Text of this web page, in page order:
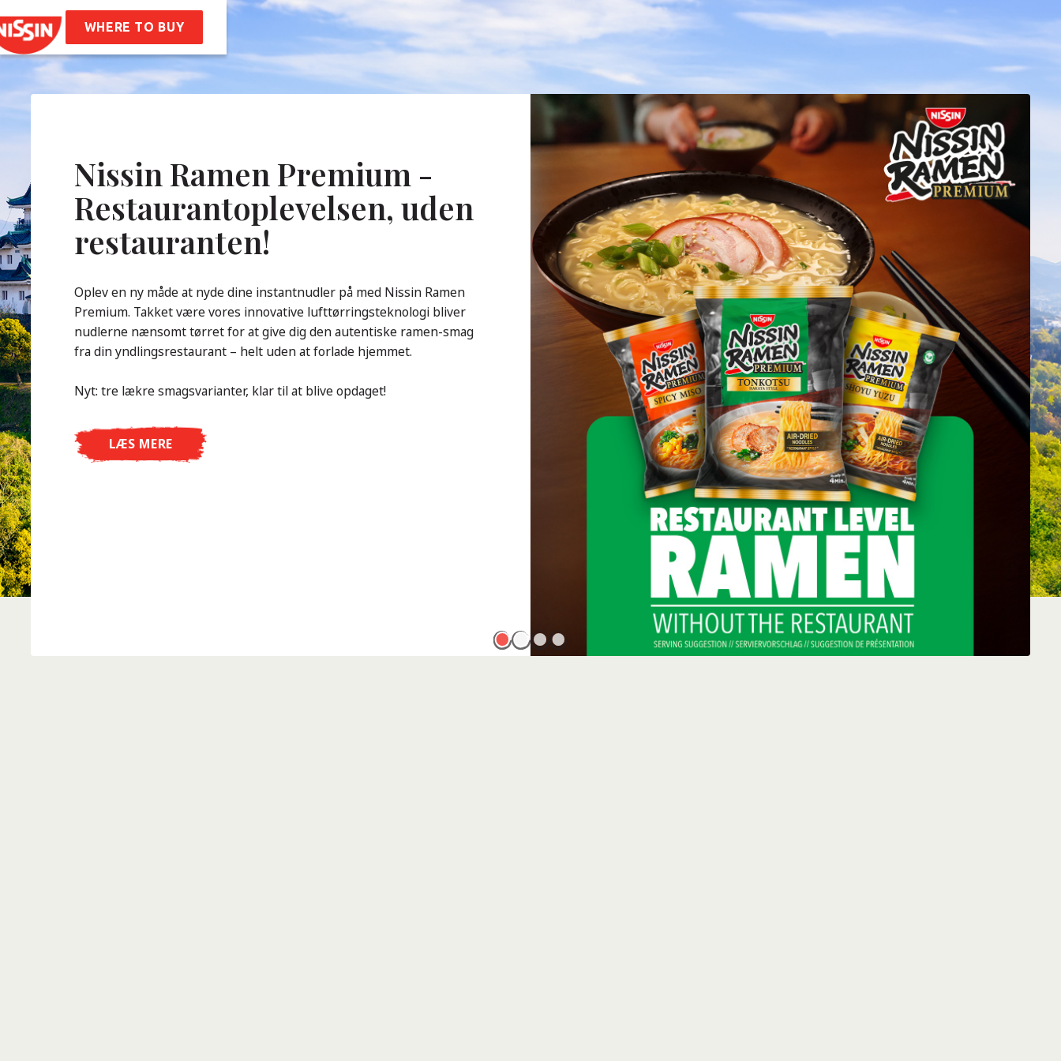
WHERE TO BUY
Os
SpørgsmålNissin Ramen Premium -
Restaurantoplevelsen, uden
restauranten!
Oplev en ny måde at nyde dine instantnudler på med Nissin Ramen
Premium. Takket være vores innovative lufttørringsteknologi bliver
nudlerne nænsomt tørret for at give dig den autentiske ramen-smag
fra din yndlingsrestaurant – helt uden at forlade hjemmet.
Nyt: tre lækre smagsvarianter, klar til at blive opdaget!
LÆS MERE